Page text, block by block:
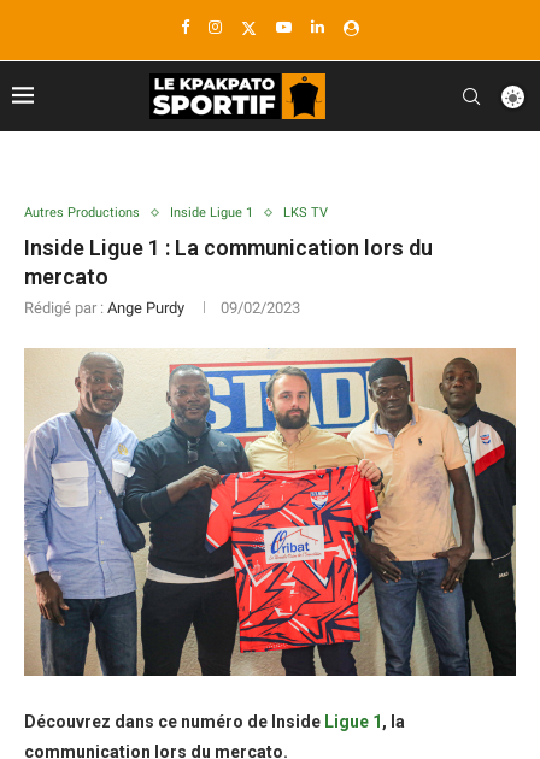
Autres Productions Inside Ligue 1 LKS TV
Inside Ligue 1 : La communication lors du
mercato
Rédigé par : Ange Purdy 09/02/2023
Découvrez dans ce numéro de Inside Ligue 1 , la
communication lors du mercato.